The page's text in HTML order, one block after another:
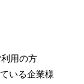
用の方
いる企業様